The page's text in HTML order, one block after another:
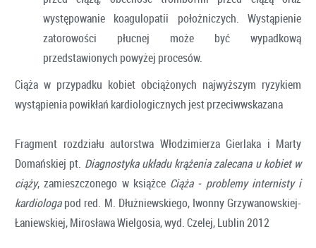
występowanie koagulopatii położniczych. Wystąpienie
zatorowości płucnej może być wypadkową
przedstawionych powyżej procesów.
Ciąża w przypadku kobiet obciążonych najwyższym ryzykiem
wystąpienia powikłań kardiologicznych jest przeciwwskazana
Fragment rozdziału autorstwa Włodzimierza Gierlaka i Marty
Domańskiej pt. Diagnostyka układu krążenia zalecana u kobiet w
ciąży, zamieszczonego w książce Ciąża - problemy internisty i
kardiologapod red. M. Dłużniewskiego, Iwonny Grzywanowskiej-
Łaniewskiej, Mirosława Wielgosia, wyd. Czelej, Lublin 2012